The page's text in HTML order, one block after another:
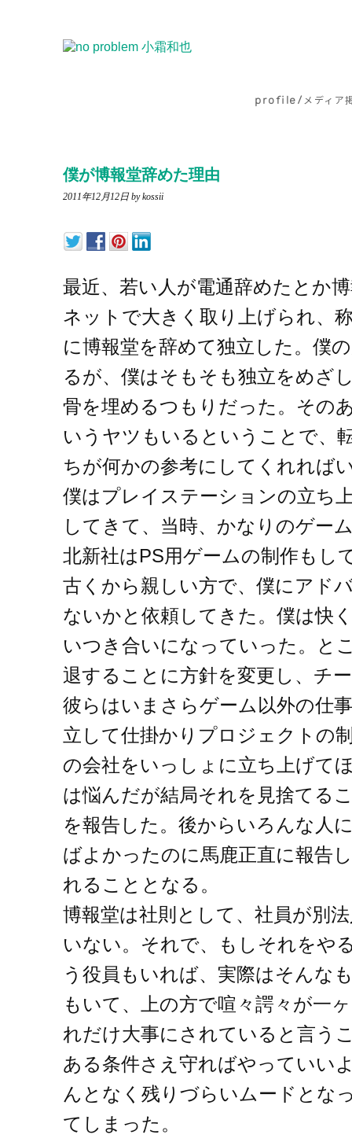
profile/ メディア
僕が博報堂辞めた理由
2011年12月12日 by kossii
最近、若い人が電通辞めたとか
ネットで大きく取り上げられ、
に博報堂を辞めて独立した。僕
るが、僕はそもそも独立をめざ
骨を埋めるつもりだった。その
いうヤツもいるということで、
ちが何かの参考にしてくれれば
僕はプレイステーションの立ち
してきて、当時、かなりのゲー
北新社はPS用ゲームの制作もし
古くから親しい方で、僕にアド
ないかと依頼してきた。僕は快
いつき合いになっていった。と
退することに方針を変更し、チ
彼らはいまさらゲーム以外の仕
立して仕掛かりプロジェクトの
の会社をいっしょに立ち上げて
は悩んだが結局それを見捨てる
を報告した。後からいろんな人
ばよかったのに馬鹿正直に報告
れることとなる。
博報堂は社則として、社員が別
いない。それで、もしそれをや
う役員もいれば、実際はそんな
もいて、上の方で喧々諤々が一
れだけ大事にされていると言う
ある条件さえ守ればやっていい
んとなく残りづらいムードとな
てしまった。